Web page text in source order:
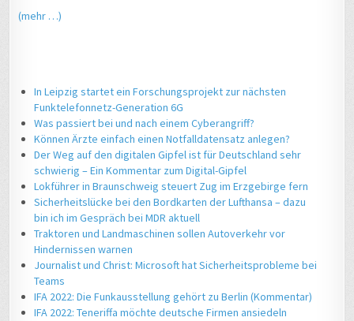
(mehr …)
In Leipzig startet ein Forschungsprojekt zur nächsten
Funktelefonnetz-Generation 6G
Was passiert bei und nach einem Cyberangriff?
Können Ärzte einfach einen Notfalldatensatz anlegen?
Der Weg auf den digitalen Gipfel ist für Deutschland sehr
schwierig – Ein Kommentar zum Digital-Gipfel
Lokführer in Braunschweig steuert Zug im Erzgebirge fern
Sicherheitslücke bei den Bordkarten der Lufthansa – dazu
bin ich im Gespräch bei MDR aktuell
Traktoren und Landmaschinen sollen Autoverkehr vor
Hindernissen warnen
Journalist und Christ: Microsoft hat Sicherheitsprobleme bei
Teams
IFA 2022: Die Funkausstellung gehört zu Berlin (Kommentar)
IFA 2022: Teneriffa möchte deutsche Firmen ansiedeln